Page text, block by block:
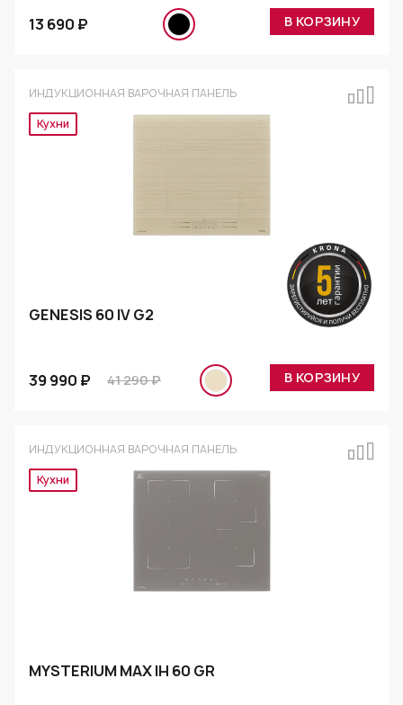
13 690 ₽ В КОРЗИНУ
ИНДУКЦИОННАЯ ВАРОЧНАЯ ПАНЕЛЬ
Эксклюзив
GENESIS 60 IV G2
39 990 ₽ 41 290 ₽ В КОРЗИНУ
ИНДУКЦИОННАЯ ВАРОЧНАЯ ПАНЕЛЬ
Эксклюзив
MYSTERIUM MAX IH 60 GR